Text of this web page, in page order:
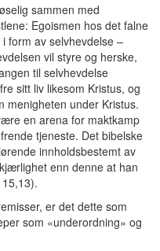
sammen med
Egoismen hos det falne
form av selvhevdelse –
vil styre og herske,
til selvhevdelse
sitt liv likesom Kristus, og
menigheten under Kristus.
en arena for maktkamp
tjeneste. Det bibelske
innholdsbestemt av
enn denne at han
er det dette som
som «underordning» og